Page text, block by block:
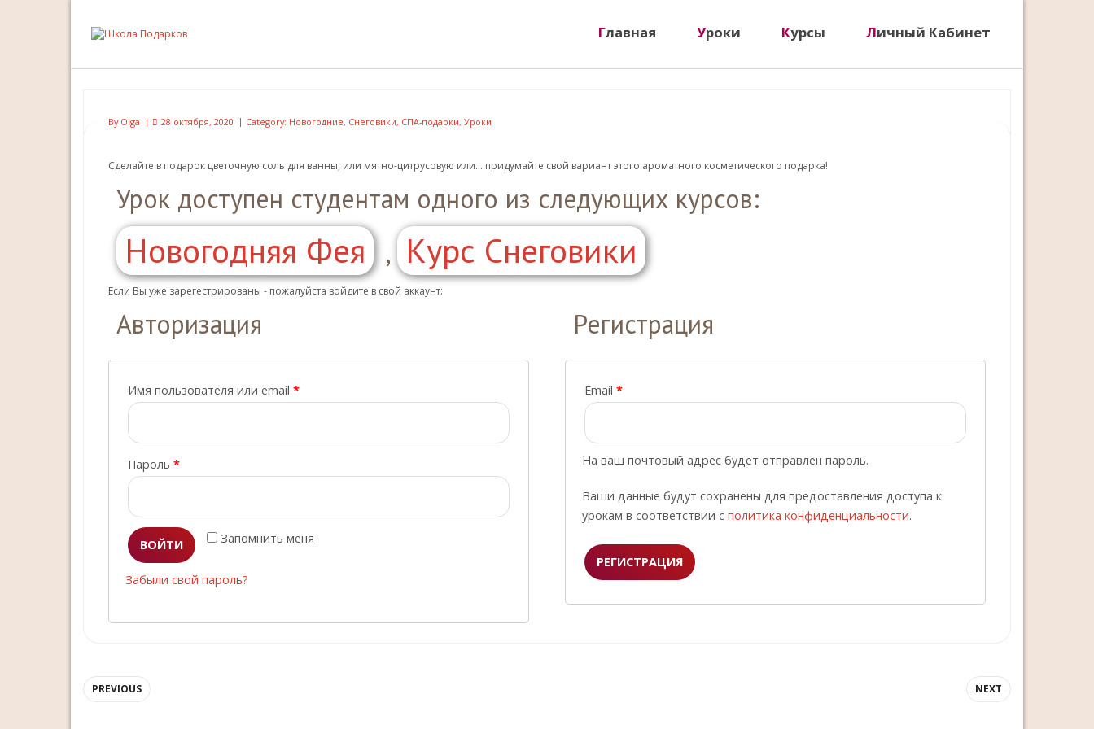
Главная Уроки Курсы Личный Кабинет
By Olga 28 октября, 2020 Category: Новогодние, Снеговики, СПА-подарки, Уроки
Сделайте в подарок цветочную соль для ванны, или мятно-цитрусовую или... придумайте свой вариант этого ароматного косметического подарка!
Урок доступен студентам одного из следующих курсов:
Новогодняя Фея , Курс Снеговики
Если Вы уже зарегестрированы - пожалуйста войдите в свой аккаунт:
Авторизация
Имя пользователя или email *
Пароль *
Запомнить меня
ВОЙТИ
Забыли свой пароль?
Регистрация
Email *
На ваш почтовый адрес будет отправлен пароль.
Ваши данные будут сохранены для предоставления доступа к
урокам в соответствии с политика конфиденциальности.
РЕГИСТРАЦИЯ
PREVIOUS NEXT